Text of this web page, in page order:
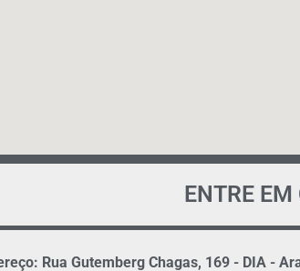
ENTRE EM
Rua Gutemberg Chagas, 169 - DIA -